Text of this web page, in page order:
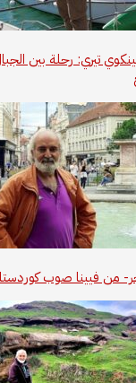
تيري: رحلة بين
من فيينا صوب